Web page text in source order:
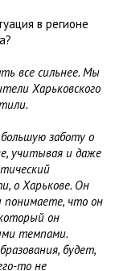
в регионе
все сильнее. Мы
Харьковского
заботу о
учитывая и даже
о Харькове. Он
понимаете, что он
он
темпами.
будет,
то не